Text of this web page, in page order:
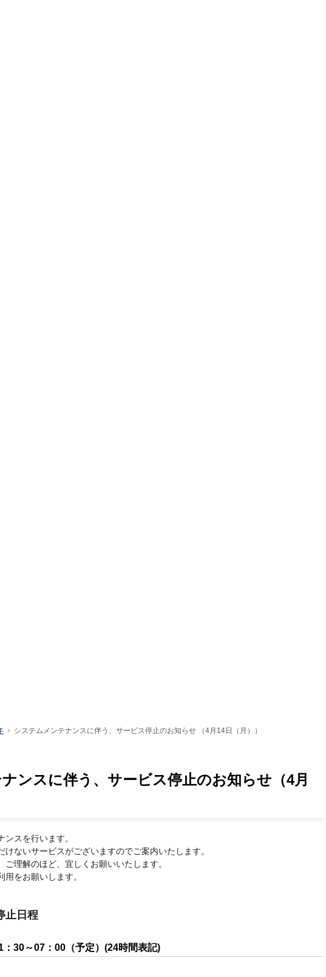
システムメンテナンスに伴う、サービス停止のお知らせ （4月14日（月））
ンスに伴う、サービス停止のお知らせ（4月
スを行います。
けないサービスがございますのでご案内いたします。
理解のほど、宜しくお願いいたします。
用をお願いします。
止日程
30～07：00（予定）(24時間表記)